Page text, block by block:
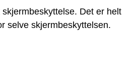
Det er helt
selve skjermbeskyttelsen.